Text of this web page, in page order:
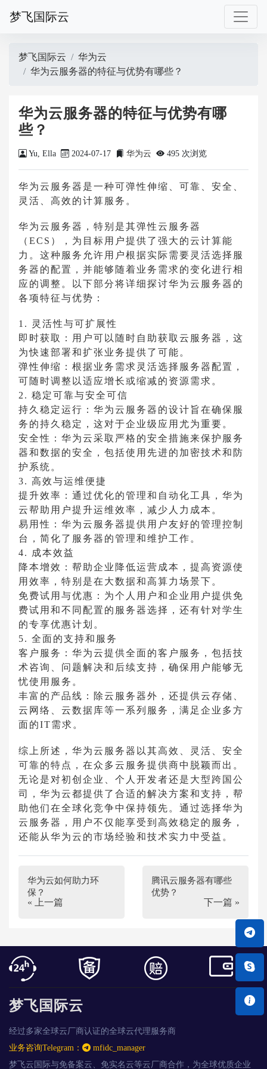
梦飞国际云
梦飞国际云
华为云
华为云服务器的特征与优势有哪些？
华为云服务器的特征与优势有哪
些？
Yu, Ella 2024-07-17 华为云 495 次浏览
华为云服务器是一种可弹性伸缩、可靠、安全、
灵活、高效的计算服务。
华为云服务器，特别是其弹性云服务器
（ECS），为目标用户提供了强大的云计算能
力。这种服务允许用户根据实际需要灵活选择服
务器的配置，并能够随着业务需求的变化进行相
应的调整。以下部分将详细探讨华为云服务器的
各项特征与优势：
1. 灵活性与可扩展性
即时获取：用户可以随时自助获取云服务器，这
为快速部署和扩张业务提供了可能。
弹性伸缩：根据业务需求灵活选择服务器配置，
可随时调整以适应增长或缩减的资源需求。
2. 稳定可靠与安全可信
持久稳定运行：华为云服务器的设计旨在确保服
务的持久稳定，这对于企业级应用尤为重要。
安全性：华为云采取严格的安全措施来保护服务
器和数据的安全，包括使用先进的加密技术和防
护系统。
3. 高效与运维便捷
提升效率：通过优化的管理和自动化工具，华为
云帮助用户提升运维效率，减少人力成本。
易用性：华为云服务器提供用户友好的管理控制
台，简化了服务器的管理和维护工作。
4. 成本效益
降本增效：帮助企业降低运营成本，提高资源使
用效率，特别是在大数据和高算力场景下。
免费试用与优惠：为个人用户和企业用户提供免
费试用和不同配置的服务器选择，还有针对学生
的专享优惠计划。
5. 全面的支持和服务
客户服务：华为云提供全面的客户服务，包括技
术咨询、问题解决和后续支持，确保用户能够无
忧使用服务。
丰富的产品线：除云服务器外，还提供云存储、
云网络、云数据库等一系列服务，满足企业多方
面的IT需求。
综上所述，华为云服务器以其高效、灵活、安全
可靠的特点，在众多云服务提供商中脱颖而出。
无论是对初创企业、个人开发者还是大型跨国公
司，华为云都提供了合适的解决方案和支持，帮
助他们在全球化竞争中保持领先。通过选择华为
云服务器，用户不仅能享受到高效稳定的服务，
还能从华为云的市场经验和技术实力中受益。
华为云如何助力环
保？
« 上一篇
腾讯云服务器有哪些
优势？
下一篇 »
梦飞国际云
经过多家全球云厂商认证的全球云代理服务商
业务咨询Telegram：
mfidc_manager
梦飞云国际与免备案云、免实名云等云厂商合作，为全球优质企业